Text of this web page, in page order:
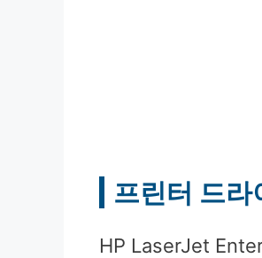
프린터 드
HP LaserJet